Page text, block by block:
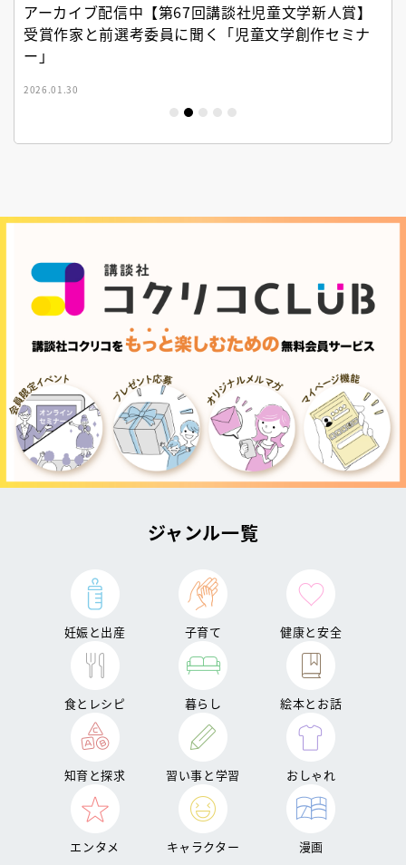
アーカイブ配信中【第67回講談社児童文学新人賞】
受賞作家と前選考委員に聞く「児童文学創作セミナ
ー」
2026.01.30
ジャンル一覧
妊娠と出産 子育て 健康と安全
食とレシピ 暮らし 絵本とお話
知育と探求 習い事と学習 おしゃれ
エンタメ キャラクター 漫画